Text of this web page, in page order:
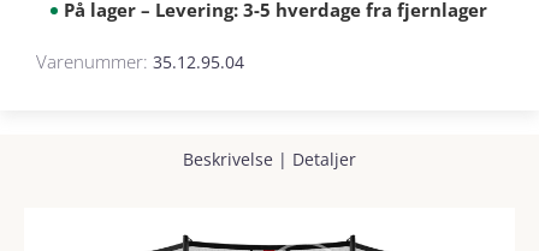
På lager – Levering: 3-5 hverdage fra fjernlager
Varenummer: 35.12.95.04
Beskrivelse | Detaljer